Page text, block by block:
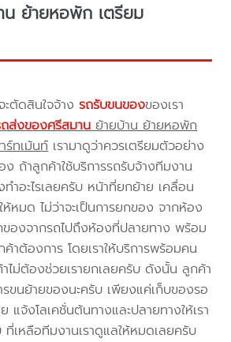
น ย้ายหอพัก เตรียม
ะตัดสินใจจ้างรถรับขนของของเรา
ส่งของศรีสมานย้ายบ้าน ย้ายหอพัก
ทเม้นท์เรามาดูว่าควรเตรียมตัวอย่าง
ถ้าลูกค้าใช้บริการรถรับจ้างทีมงาน
ำอะไรเลยครับ หน้าที่ยกย้าย เคลื่อน
หมด ไม่ว่าจะเป็นการยกของ จากห้อง
องจากรถไปถึงห้องที่ปลายทาง พร้อม
าต้องการ โดยเราให้บริการพร้อมคน
ม่ต้องช่วยเรายกเลยครับ ดังนั้น ลูกค้า
ขนย้ายของนะครับ เพียงแค่เก็บของรอ
แจ้งโลเคชั่นต้นทางและปลายทางให้เรา
เหลือทีมงานเราดูแลให้หมดเลยครับ